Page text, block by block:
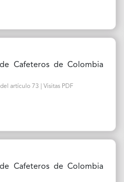
Cafeteros de Colombia
artículo 73 | Visitas PDF
Cafeteros de Colombia